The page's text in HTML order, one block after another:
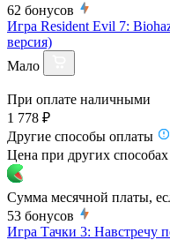
62 бонусов
Игра Resident Evil 7:
версия)
Мало
При оплате наличными
1 778 ₽
Другие способы оплаты
Цена при других
Сумма месячной платы,
53 бонусов
Игра Тачки 3: Навстречу